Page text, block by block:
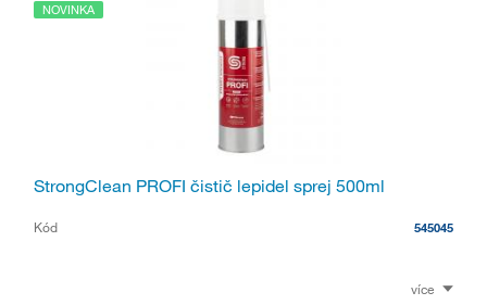
NOVINKA
StrongClean PROFI čistič lepidel sprej 500ml
Kód 545045
více